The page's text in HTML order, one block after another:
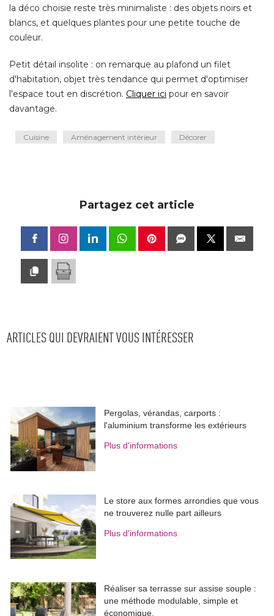
la déco choisie reste très minimaliste : des objets noirs et
blancs, et quelques plantes pour une petite touche de
couleur.
Petit détail insolite : on remarque au plafond un filet
d'habitation, objet très tendance qui permet d'optimiser
l'espace tout en discrétion. Cliquer ici pour en savoir
davantage.
Cuisine Aménagement intérieur Décorer
Partagez cet article
ARTICLES QUI DEVRAIENT VOUS INTÉRESSER
Pergolas, vérandas, carports :
l'aluminium transforme les extérieurs
Plus d'informations
Le store aux formes arrondies que vous
ne trouverez nulle part ailleurs
Plus d'informations
Réaliser sa terrasse sur assise souple :
une méthode modulable, simple et
économique.